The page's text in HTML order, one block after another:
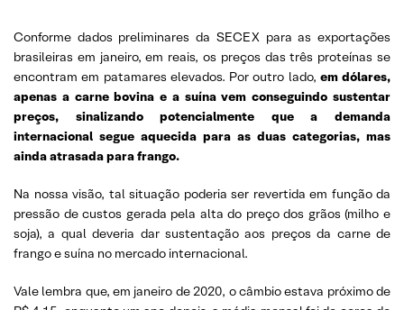
Conforme dados preliminares da SECEX para as exportações
brasileiras em janeiro, em reais, os preços das três proteínas se
encontram em patamares elevados. Por outro lado, em dólares,
apenas a carne bovina e a suína vem conseguindo sustentar
preços, sinalizando potencialmente que a demanda
internacional segue aquecida para as duas categorias, mas
ainda atrasada para frango.
Na nossa visão, tal situação poderia ser revertida em função da
pressão de custos gerada pela alta do preço dos grãos (milho e
soja), a qual deveria dar sustentação aos preços da carne de
frango e suína no mercado internacional.
Vale lembra que, em janeiro de 2020, o câmbio estava próximo de